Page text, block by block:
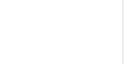
- Vepo Dub Sněžný